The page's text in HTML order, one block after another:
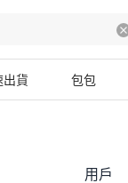
出貨 包包
用戶